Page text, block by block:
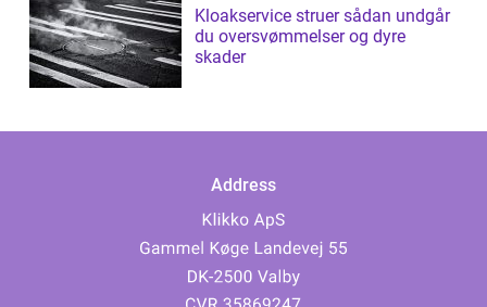
Kloakservice struer sådan undgår
du oversvømmelser og dyre
skader
Address